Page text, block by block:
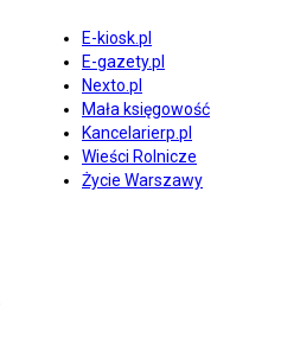
E-kiosk.pl
E-gazety.pl
Nexto.pl
Mała księgowość
Kancelarierp.pl
Wieści Rolnicze
Życie Warszawy